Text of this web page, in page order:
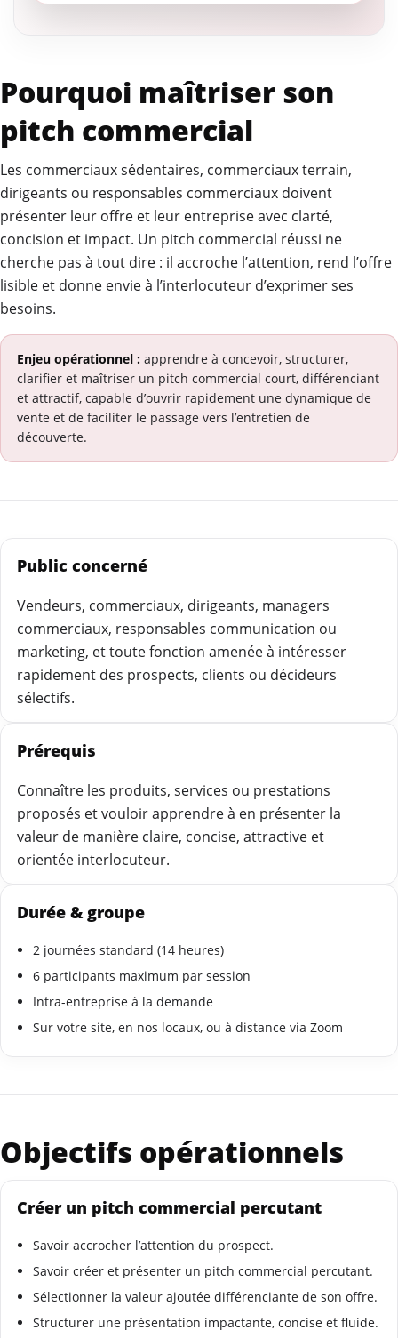
Pourquoi maîtriser son
pitch commercial
Les commerciaux sédentaires, commerciaux terrain,
dirigeants ou responsables commerciaux doivent
présenter leur offre et leur entreprise avec clarté,
concision et impact. Un pitch commercial réussi ne
cherche pas à tout dire : il accroche l’attention, rend l’offre
lisible et donne envie à l’interlocuteur d’exprimer ses
besoins.
Enjeu opérationnel : apprendre à concevoir, structurer,
clarifier et maîtriser un pitch commercial court, différenciant
et attractif, capable d’ouvrir rapidement une dynamique de
vente et de faciliter le passage vers l’entretien de
découverte.
Public concerné
Vendeurs, commerciaux, dirigeants, managers
commerciaux, responsables communication ou
marketing, et toute fonction amenée à intéresser
rapidement des prospects, clients ou décideurs
sélectifs.
Prérequis
Connaître les produits, services ou prestations
proposés et vouloir apprendre à en présenter la
valeur de manière claire, concise, attractive et
orientée interlocuteur.
Durée & groupe
2 journées standard (14 heures)
6 participants maximum par session
Intra-entreprise à la demande
Sur votre site, en nos locaux, ou à distance via Zoom
Objectifs opérationnels
Créer un pitch commercial percutant
Savoir accrocher l’attention du prospect.
Savoir créer et présenter un pitch commercial percutant.
Sélectionner la valeur ajoutée différenciante de son offre.
Structurer une présentation impactante, concise et fluide.